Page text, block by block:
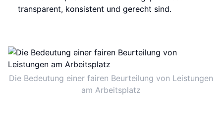
transparent, konsistent und gerecht sind.
Die Bedeutung einer fairen Beurteilung von Leistungen
am Arbeitsplatz